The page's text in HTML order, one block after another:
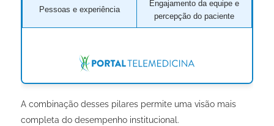
Pessoas e experiência
Engajamento da equipe e
percepção do paciente
A combinação desses pilares permite uma visão mais
completa do desempenho institucional.